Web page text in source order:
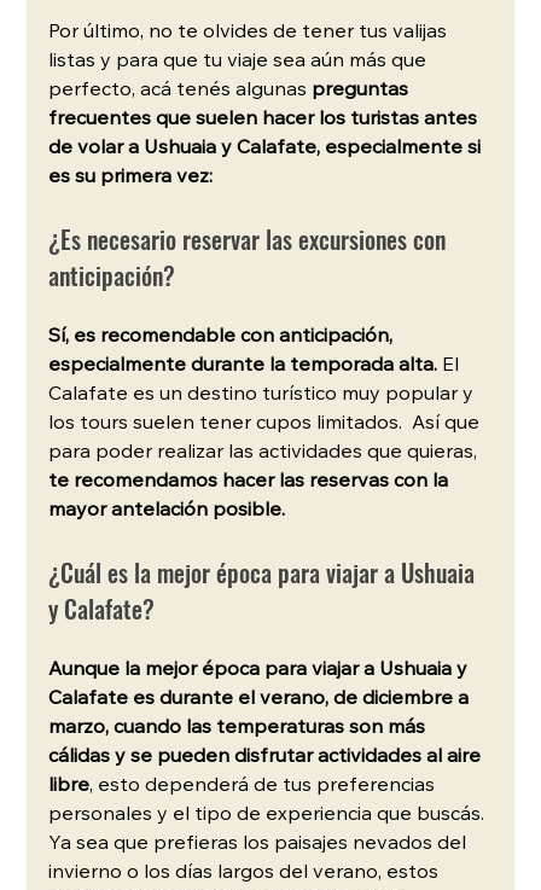
Por último, no te olvides de tener tus valijas
listas y para que tu viaje sea aún más que
perfecto, acá tenés algunas preguntas
frecuentes que suelen hacer los turistas antes
de volar a Ushuaia y Calafate, especialmente si
es su primera vez:
¿Es necesario reservar las excursiones con
anticipación?
Sí, es recomendable con anticipación,
especialmente durante la temporada alta. El
Calafate es un destino turístico muy popular y
los tours suelen tener cupos limitados.  Así que
para poder realizar las actividades que quieras,
te recomendamos hacer las reservas con la
mayor antelación posible.
¿Cuál es la mejor época para viajar a Ushuaia
y Calafate?
Aunque la mejor época para viajar a Ushuaia y
Calafate es durante el verano, de diciembre a
marzo, cuando las temperaturas son más
cálidas y se pueden disfrutar actividades al aire
libre, esto dependerá de tus preferencias
personales y el tipo de experiencia que buscás.
Ya sea que prefieras los paisajes nevados del
invierno o los días largos del verano, estos